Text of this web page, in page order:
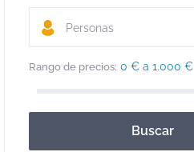
Personas
Rango de precios: 0 € a 1.000 €
Buscar